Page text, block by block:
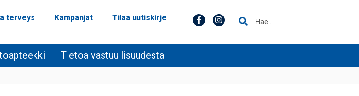
terveys Kampanjat Tilaa uutiskirje
Tietoa vastuullisuudesta